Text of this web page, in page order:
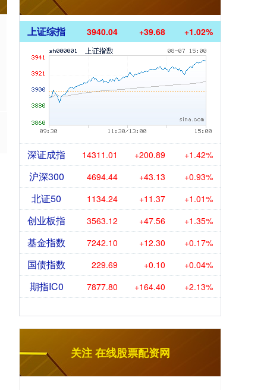
上证综指 3940.04 +39.68 +1.02%
深证成指 14311.01 +200.89 +1.42%
沪深300 4694.44 +43.13 +0.93%
北证50 1134.24 +11.37 +1.01%
创业板指 3563.12 +47.56 +1.35%
基金指数 7242.10 +12.30 +0.17%
国债指数 229.69 +0.10 +0.04%
期指IC0 7877.80 +164.40 +2.13%
关注 在线股票配资网